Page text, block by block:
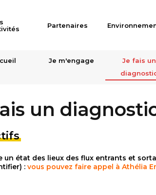
to close
Partenaires
Je m'engage
Je fais un
un
un état des lieux des flux entrants et
: vous pouvez faire appel à Athélia